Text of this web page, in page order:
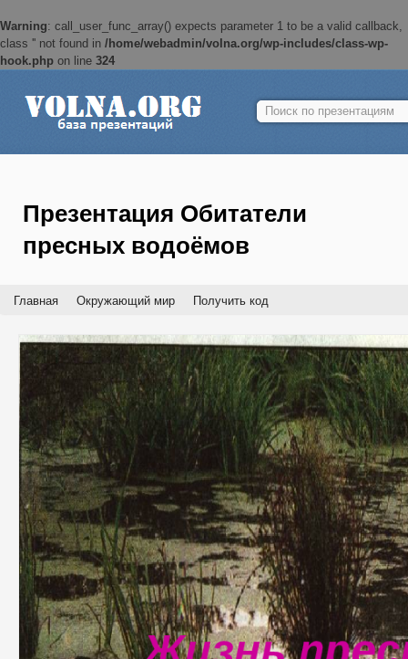
Warning: call_user_func_array() expects parameter 1 to be a valid callback,
class '' not found in /home/webadmin/volna.org/wp-includes/class-wp-
hook.php on line 324
Найти:
Презентация Обитатели
пресных водоёмов
Главная Окружающий мир Получить код